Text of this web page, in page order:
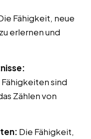
Fähigkeit, neue
erlernen und
sind
Zählen von
Die Fähigkeit,